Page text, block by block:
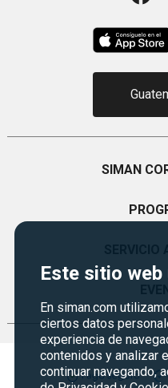
Este sitio
En siman.com
ciertos datos
experiencia de
contenidos y analizar
continuar navegando,
SIMAN
Política de